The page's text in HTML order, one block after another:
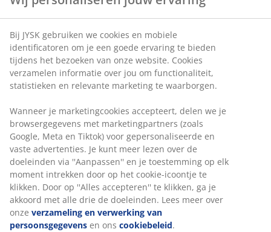
Bij JYSK gebruiken we cookies en mobiele
identificatoren om je een goede ervaring te bieden
tijdens het bezoeken van onze website. Cookies
verzamelen informatie over jou om functionaliteit,
statistieken en relevante marketing te waarborgen.
Wanneer je marketingcookies accepteert, delen we je
browsergegevens met marketingpartners (zoals
Google, Meta en Tiktok) voor gepersonaliseerde en
vaste advertenties. Je kunt meer lezen over de
doeleinden via ''Aanpassen'' en je toestemming op elk
moment intrekken door op het cookie-icoontje te
klikken. Door op ''Alles accepteren'' te klikken, ga je
akkoord met alle drie de doeleinden. Lees meer over
onze verzameling en verwerking van
persoonsgegevens en ons cookiebeleid.